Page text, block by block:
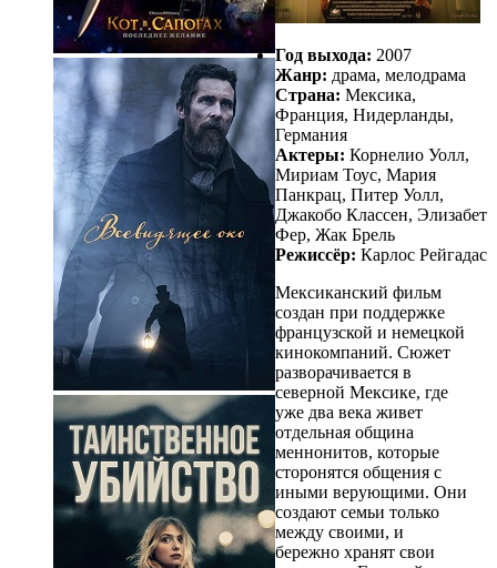
Год выхода: 2007
Жанр: драма, мелодрама
Страна: Мексика,
Франция, Нидерланды,
Германия
Актеры: Корнелио Уолл,
Мириам Тоус, Мария
Панкрац, Питер Уолл,
Джакобо Классен, Элизабет
Фер, Жак Брель
Режиссёр: Карлос Рейгадас
Мексиканский фильм
создан при поддержке
французской и немецкой
кинокомпаний. Сюжет
разворачивается в
северной Мексике, где
уже два века живет
отдельная община
меннонитов, которые
сторонятся общения с
иными верующими. Они
создают семьи только
между своими, и
бережно хранят свои